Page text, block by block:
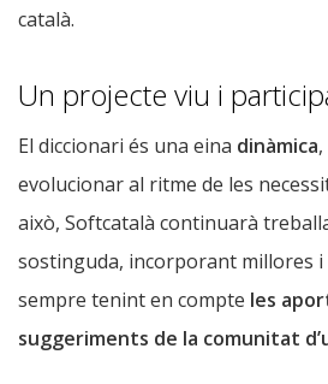
català.
Un projecte viu i
El diccionari és una eina dinàmica
evolucionar al ritme de les
això, Softcatalà continuarà
sostinguda, incorporant millores i
sempre tenint en compte les
suggeriments de la comunitat